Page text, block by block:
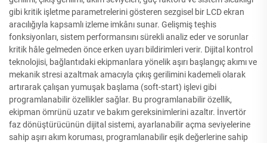
gibi kritik işletme parametrelerini gösteren sezgisel bir LCD ekran
aracılığıyla kapsamlı izleme imkânı sunar. Gelişmiş teşhis
fonksiyonları, sistem performansını sürekli analiz eder ve sorunlar
kritik hâle gelmeden önce erken uyarı bildirimleri verir. Dijital kontrol
teknolojisi, bağlantıdaki ekipmanlara yönelik aşırı başlangıç akımı ve
mekanik stresi azaltmak amacıyla çıkış gerilimini kademeli olarak
artırarak çalışan yumuşak başlama (soft-start) işlevi gibi
programlanabilir özellikler sağlar. Bu programlanabilir özellik,
ekipman ömrünü uzatır ve bakım gereksinimlerini azaltır. İnvertör
faz dönüştürücünün dijital sistemi, ayarlanabilir açma seviyelerine
sahip aşırı akım koruması, programlanabilir eşik değerlerine sahip